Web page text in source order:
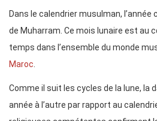
Dans le calendrier musulman,
de Muharram. Ce mois lunaire est au
temps dans l’ensemble du monde
Maroc.
Comme il suit les cycles de la lune, la
année à l’autre par rapport au